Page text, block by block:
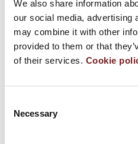
We also share information
our social media, advertising
may combine it with other
provided to them or that
of their services. Cookie
Selection
Necessary
Video